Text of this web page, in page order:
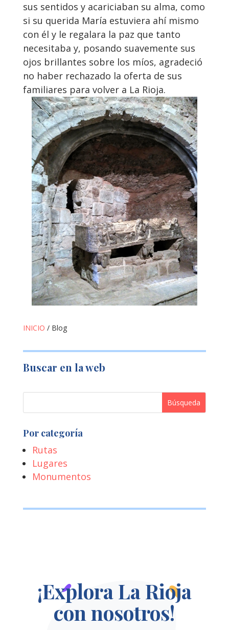
sus sentidos y acariciaban su alma, como
si su querida María estuviera ahí mismo
con él y le regalara la paz que tanto
necesitaba y, posando suavemente sus
ojos brillantes sobre los míos, agradeció
no haber rechazado la oferta de sus
familiares para volver a La Rioja.
INICIO / Blog
Buscar en la web
Por categoría
Rutas
Lugares
Monumentos
¡Explora La Rioja
con nosotros!